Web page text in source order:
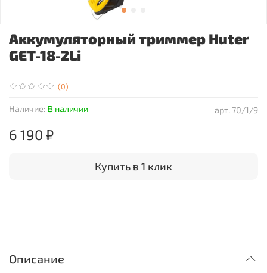
(0)
арт.70/1/9
Наличие: В наличии
Аккумуляторный триммер Huter
GET-18-2Li
6 190 ₽
Купить в 1 клик
Описание